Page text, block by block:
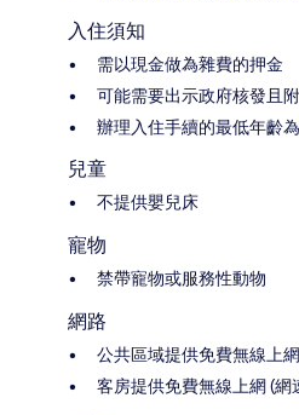
入住須知
需以現金做為雜費的押金
可能需要出示政府核發且
辦理入住手續的最低年齡
兒童
不提供嬰兒床
寵物
禁帶寵物或服務性動物
網路
公共區域提供免費無線上網
客房提供免費無線上網 (網